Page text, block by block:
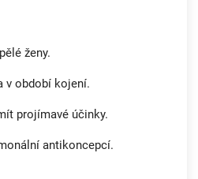
ženy.
v období kojení.
projímavé účinky.
antikoncepcí.